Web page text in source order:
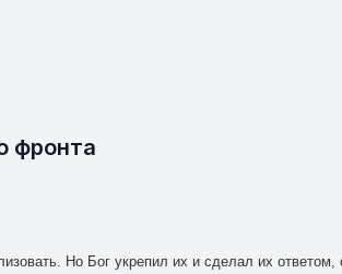
фронта
Но Бог укрепил их и сделал их